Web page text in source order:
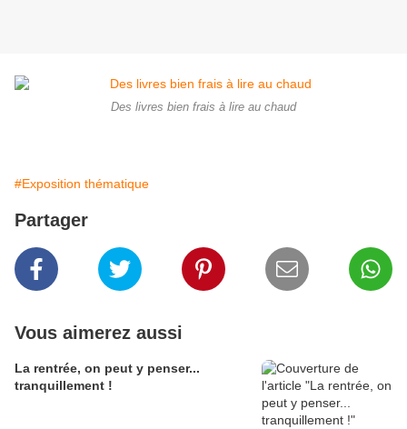
Des livres bien frais à lire au chaud
#Exposition thématique
Partager
Vous aimerez aussi
La rentrée, on peut y penser...
tranquillement !